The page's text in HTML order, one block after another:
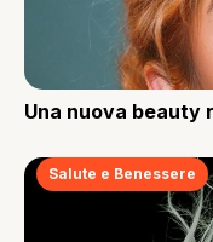
Una nuova beauty
Salute e Benessere